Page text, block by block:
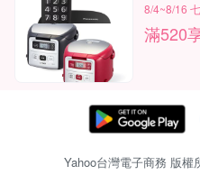
8/4~8/16
滿520
Yahoo台灣電子商務 版